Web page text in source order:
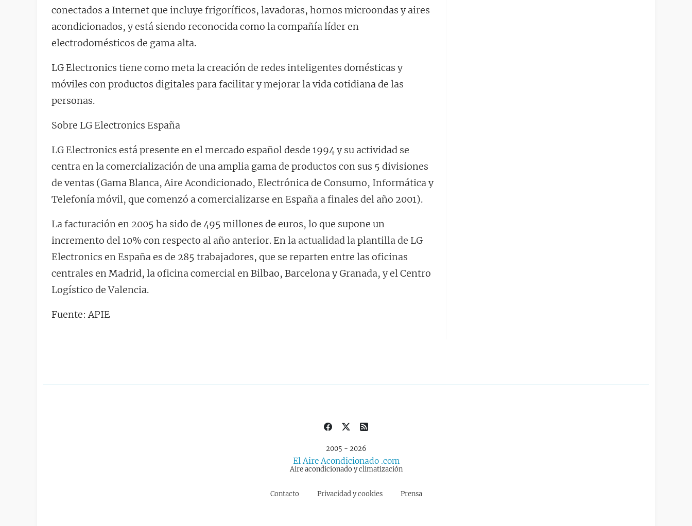
conectados a Internet que incluye frigoríficos, lavadoras, hornos microondas y aires
acondicionados, y está siendo reconocida como la compañía líder en
electrodomésticos de gama alta.
LG Electronics tiene como meta la creación de redes inteligentes domésticas y
móviles con productos digitales para facilitar y mejorar la vida cotidiana de las
personas.
Sobre LG Electronics España
LG Electronics está presente en el mercado español desde 1994 y su actividad se
centra en la comercialización de una amplia gama de productos con sus 5 divisiones
de ventas (Gama Blanca, Aire Acondicionado, Electrónica de Consumo, Informática y
Telefonía móvil, que comenzó a comercializarse en España a finales del año 2001).
La facturación en 2005 ha sido de 495 millones de euros, lo que supone un
incremento del 10% con respecto al año anterior. En la actualidad la plantilla de LG
Electronics en España es de 285 trabajadores, que se reparten entre las oficinas
centrales en Madrid, la oficina comercial en Bilbao, Barcelona y Granada, y el Centro
Logístico de Valencia.
Fuente: APIE
2005 - 2026
El Aire Acondicionado .com
Aire acondicionado y climatización
Contacto Privacidad y cookies Prensa